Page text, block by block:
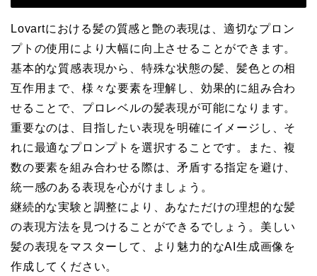
Lovartにおける髪の質感と艶の表現は、適切なプロン
プトの使用により大幅に向上させることができます。
基本的な質感表現から、特殊な状態の髪、髪色との相
互作用まで、様々な要素を理解し、効果的に組み合わ
せることで、プロレベルの髪表現が可能になります。
重要なのは、目指したい表現を明確にイメージし、そ
れに最適なプロンプトを選択することです。また、複
数の要素を組み合わせる際は、矛盾する指定を避け、
統一感のある表現を心がけましょう。
継続的な実験と調整により、あなただけの理想的な髪
の表現方法を見つけることができるでしょう。美しい
髪の表現をマスターして、より魅力的なAI生成画像を
作成してください。